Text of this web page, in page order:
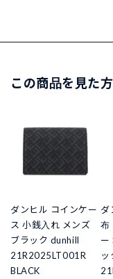
この商品を見た
ダンヒル コインケー
ス 小銭入れ メンズ
ブラック dunhill
21R2025LT001R
BLACK
ダ
布
ー
ッ